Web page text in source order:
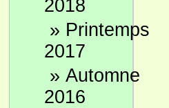
2018
» Printemps
2017
» Automne
2016